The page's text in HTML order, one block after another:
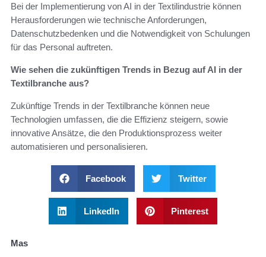
Bei der Implementierung von AI in der Textilindustrie können
Herausforderungen wie technische Anforderungen,
Datenschutzbedenken und die Notwendigkeit von Schulungen
für das Personal auftreten.
Wie sehen die zukünftigen Trends in Bezug auf AI in der
Textilbranche aus?
Zukünftige Trends in der Textilbranche können neue
Technologien umfassen, die die Effizienz steigern, sowie
innovative Ansätze, die den Produktionsprozess weiter
automatisieren und personalisieren.
Facebook Twitter
LinkedIn Pinterest
Mas